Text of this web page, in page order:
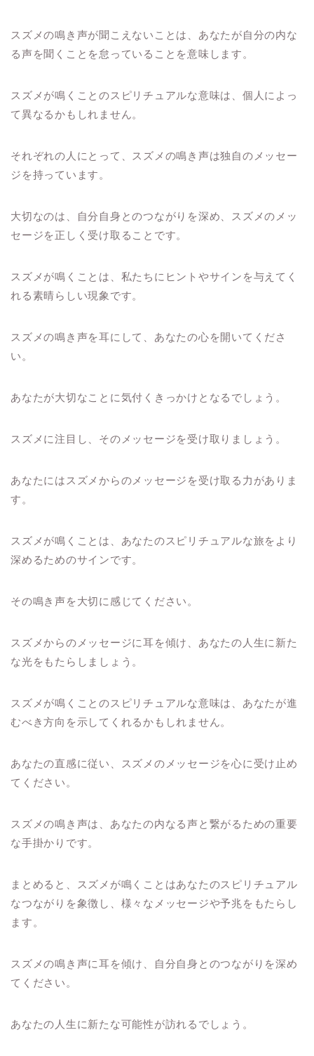
スズメの鳴き声が聞こえないことは、あなたが自分の内な
る声を聞くことを怠っていることを意味します。
スズメが鳴くことのスピリチュアルな意味は、個人によっ
て異なるかもしれません。
それぞれの人にとって、スズメの鳴き声は独自のメッセー
ジを持っています。
大切なのは、自分自身とのつながりを深め、スズメのメッ
セージを正しく受け取ることです。
スズメが鳴くことは、私たちにヒントやサインを与えてく
れる素晴らしい現象です。
スズメの鳴き声を耳にして、あなたの心を開いてくださ
い。
あなたが大切なことに気付くきっかけとなるでしょう。
スズメに注目し、そのメッセージを受け取りましょう。
あなたにはスズメからのメッセージを受け取る力がありま
す。
スズメが鳴くことは、あなたのスピリチュアルな旅をより
深めるためのサインです。
その鳴き声を大切に感じてください。
スズメからのメッセージに耳を傾け、あなたの人生に新た
な光をもたらしましょう。
スズメが鳴くことのスピリチュアルな意味は、あなたが進
むべき方向を示してくれるかもしれません。
あなたの直感に従い、スズメのメッセージを心に受け止め
てください。
スズメの鳴き声は、あなたの内なる声と繋がるための重要
な手掛かりです。
まとめると、スズメが鳴くことはあなたのスピリチュアル
なつながりを象徴し、様々なメッセージや予兆をもたらし
ます。
スズメの鳴き声に耳を傾け、自分自身とのつながりを深め
てください。
あなたの人生に新たな可能性が訪れるでしょう。